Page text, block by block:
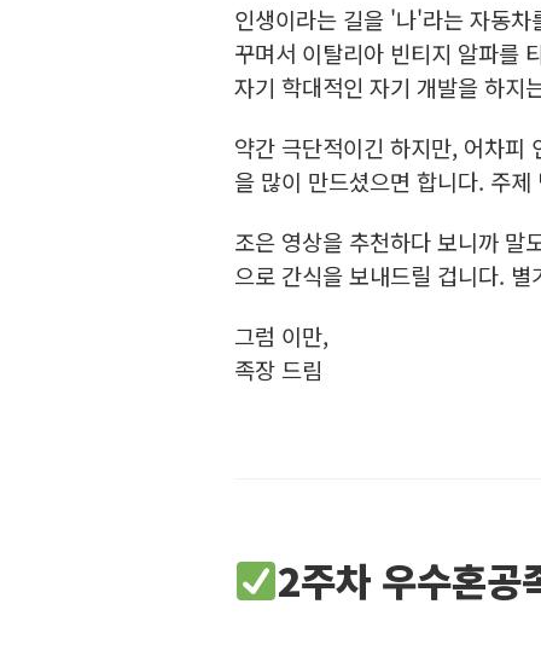
인생이라는 길을 '나'라는 자동
꾸며서 이탈리아 빈티지 알파를
자기 학대적인 자기 개발을 하지
약간 극단적이긴 하지만, 어차피
을 많이 만드셨으면 합니다. 주
조은 영상을 추천하다 보니까
으로 간식을 보내드릴 겁니다.
그럼 이만,
족장 드림
2주차 우수혼공